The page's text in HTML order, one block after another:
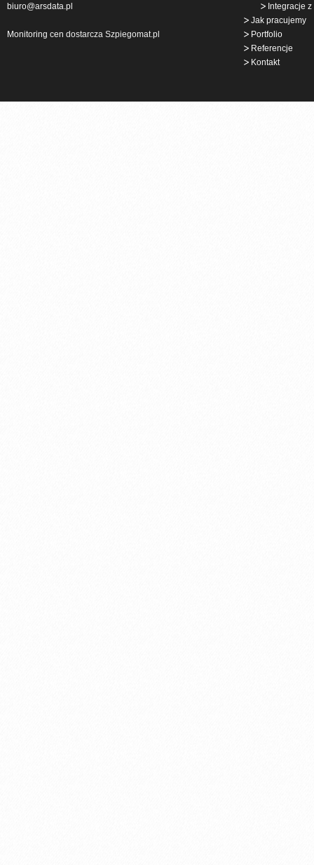
biuro@arsdata.pl
Monitoring cen dostarcza Szpiegomat.pl
Integracje
Jak pracujemy
Portfolio
Referencje
Kontakt